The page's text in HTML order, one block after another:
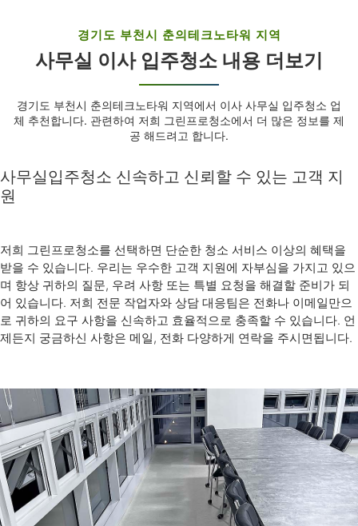
경기도 부천시 춘의테크노타워 지역
사무실 이사 입주청소 내용 더보기
경기도 부천시 춘의테크노타워 지역에서 이사 사무실 입주청소 업
체 추천합니다. 관련하여 저희 그린프로청소에서 더 많은 정보를 제
공 해드려고 합니다.
사무실입주청소 신속하고 신뢰할 수 있는 고객 지
원
저희 그린프로청소를 선택하면 단순한 청소 서비스 이상의 혜택을
받을 수 있습니다. 우리는 우수한 고객 지원에 자부심을 가지고 있으
며 항상 귀하의 질문, 우려 사항 또는 특별 요청을 해결할 준비가 되
어 있습니다. 저희 전문 작업자와 상담 대응팀은 전화나 이메일만으
로 귀하의 요구 사항을 신속하고 효율적으로 충족할 수 있습니다. 언
제든지 궁금하신 사항은 메일, 전화 다양하게 연락을 주시면됩니다.